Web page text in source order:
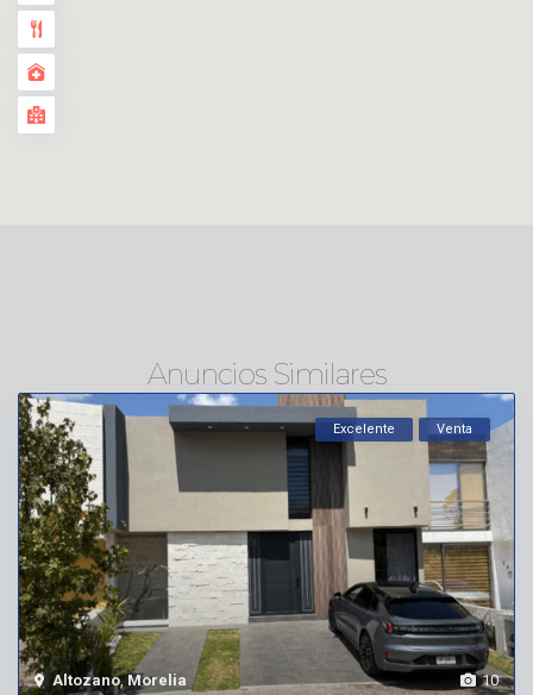
Anuncios Similares
10
Altozano,Morelia
Excelente Venta